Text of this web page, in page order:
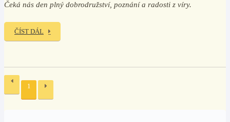
Čeká nás den plný dobrodružství, poznání a radosti z víry.
ČÍST DÁL
1